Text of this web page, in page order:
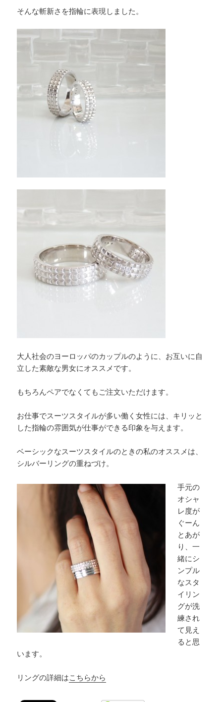
そんな斬新さを指輪に表現しました。
大人社会のヨーロッパのカップルのように、お互いに自
立した素敵な男女にオススメです。
もちろんペアでなくてもご注文いただけます。
お仕事でスーツスタイルが多い働く女性には、キリッと
した指輪の雰囲気が仕事ができる印象を与えます。
ベーシックなスーツスタイルのときの私のオススメは、
シルバーリングの重ねづけ。
手元の
オシャ
レ度が
ぐーん
とあが
り、一
緒にシ
ンプル
なスタ
イリン
グが洗
練され
て見え
ると思
います。
リングの詳細はこちらから